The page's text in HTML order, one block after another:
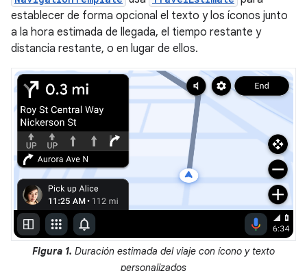
establecer de forma opcional el texto y los íconos junto
a la hora estimada de llegada, el tiempo restante y
distancia restante, o en lugar de ellos.
Figura 1. Duración estimada del viaje con ícono y texto
personalizados